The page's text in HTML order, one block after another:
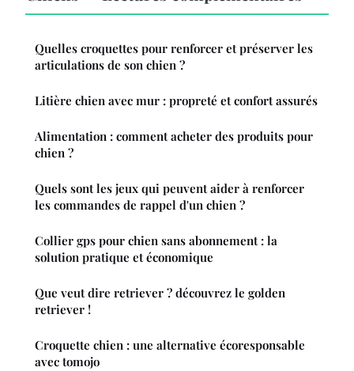
Quelles croquettes pour renforcer et préserver les
articulations de son chien ?
Litière chien avec mur : propreté et confort assurés
Alimentation : comment acheter des produits pour
chien ?
Quels sont les jeux qui peuvent aider à renforcer
les commandes de rappel d'un chien ?
Collier gps pour chien sans abonnement : la
solution pratique et économique
Que veut dire retriever ? découvrez le golden
retriever !
Croquette chien : une alternative écoresponsable
avec tomojo